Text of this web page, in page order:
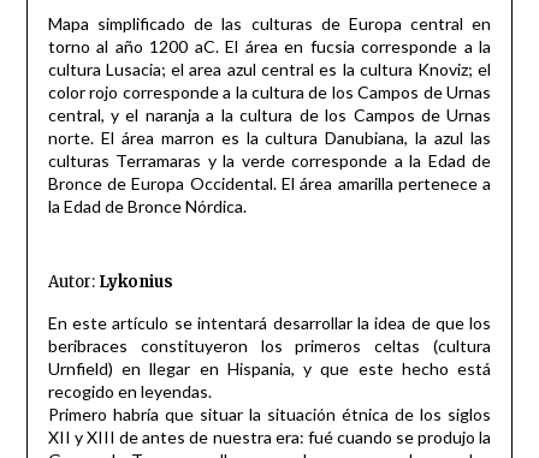
Mapa simplificado de las culturas de Europa central en
torno al año 1200 aC. El área en fucsia corresponde a la
cultura Lusacia; el area azul central es la cultura Knoviz; el
color rojo corresponde a la cultura de los Campos de Urnas
central, y el naranja a la cultura de los Campos de Urnas
norte. El área marron es la cultura Danubiana, la azul las
culturas Terramaras y la verde corresponde a la Edad de
Bronce de Europa Occidental. El área amarilla pertenece a
la Edad de Bronce Nórdica.
Autor: Lykonius
En este artículo se intentará desarrollar la idea de que los
beribraces constituyeron los primeros celtas (cultura
Urnfield) en llegar en Hispania, y que este hecho está
recogido en leyendas.
Primero habría que situar la situación étnica de los siglos
XII y XIII de antes de nuestra era: fué cuando se produjo la